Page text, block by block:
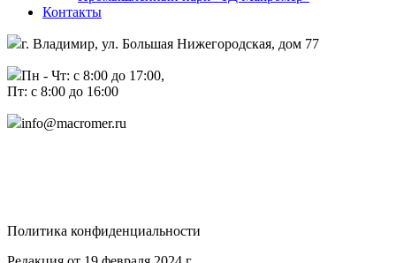
Контакты
г. Владимир, ул. Большая Нижегородская, дом 77
Пн - Чт: с 8:00 до 17:00,
Пт: с 8:00 до 16:00
info@macromer.ru
Политика конфиденциальности